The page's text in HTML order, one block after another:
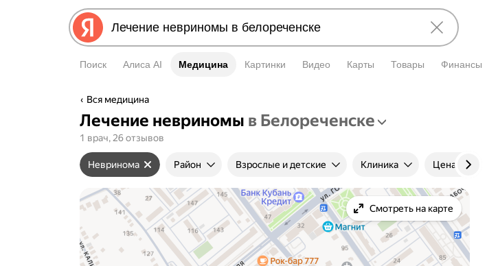
Поиск Алиса AI Медицина
Медицина Картинки Видео Карты Товары Финансы
Вся медицина
Лечение невриномы в Белореченске
1 врач, 26 отзывов
Невринома Район Взрослые и детские Клиника Цена приёма
Смотреть на карте